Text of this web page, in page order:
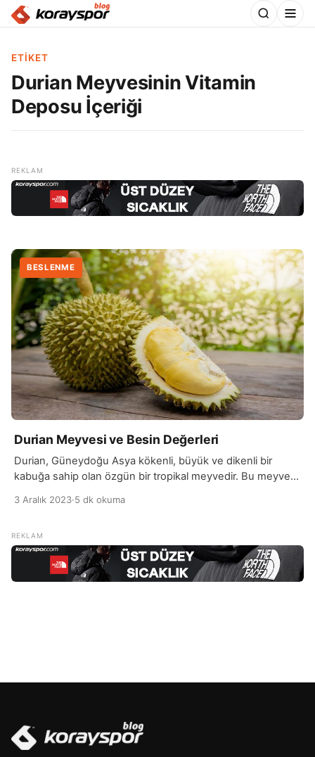
ETIKET
Durian Meyvesinin Vitamin
Deposu İçeriği
BESLENME
Durian Meyvesi ve Besin Değerleri
Durian, Güneydoğu Asya kökenli, büyük ve dikenli bir
kabuğa sahip olan özgün bir tropikal meyvedir. Bu meyve,
sevilen ve aynı zamanda eleştirilen bir meyve yapar.
ile besleyici bir profillidir. A, C ve B vitaminleri, potasyum,
[…]
3 Aralık 2023·5 dk okuma